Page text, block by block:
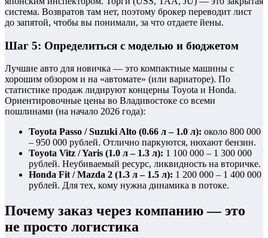
система. Возвратов там нет, поэтому брокер переводит лист
до запятой, чтобы вы понимали, за что отдаете йены.
Шаг 5: Определиться с моделью и бюджетом
Лучшие авто для новичка — это компактные машины с
хорошим обзором и на «автомате» (или вариаторе). По
статистике продаж лидируют концерны Toyota и Honda.
Ориентировочные цены во Владивостоке со всеми
пошлинами (на начало 2026 года):
Toyota Passo / Suzuki Alto (0.66 л – 1.0 л): около 800 000
– 950 000 рублей. Отлично паркуются, нюхают бензин.
Toyota Vitz / Yaris (1.0 л – 1.3 л): 1 100 000 – 1 300 000
рублей. Неубиваемый ресурс, ликвидность на вторичке.
Honda Fit / Mazda 2 (1.3 л – 1.5 л): 1 200 000 – 1 400 000
рублей. Для тех, кому нужна динамика в потоке.
Почему заказ через компанию — это
не просто логистика